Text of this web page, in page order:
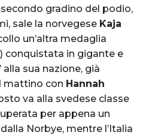
gradino del podio,
sale la norvegese Kaja
un’altra medaglia
conquistata in gigante e
alla sua nazione, già
mattino con Hannah
va alla svedese classe
per appena un
Norbye, mentre l’Italia